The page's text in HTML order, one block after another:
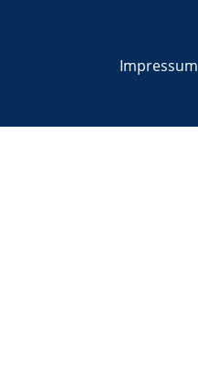
Impressum